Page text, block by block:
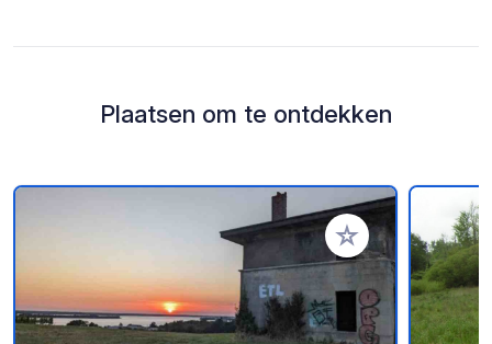
Plaatsen om te ontdekken
Voeg toe aan je